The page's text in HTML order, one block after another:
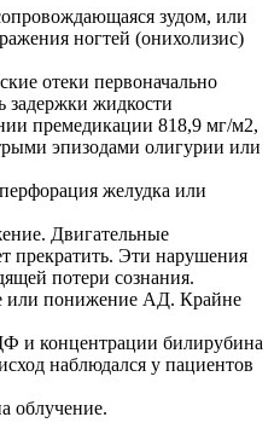
зудом, или
ногтей (онихолизис)
отеки первоначально
задержки жидкости
премедикации 818,9 мг/м2,
эпизодами олигурии или
желудка или
Двигательные
прекратить. Эти нарушения
потери сознания.
или понижение АД. Крайне
и концентрации билирубина
наблюдался у пациентов
облучение.